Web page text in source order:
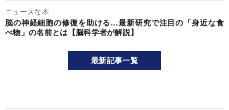
ニュースな本
脳の神経細胞の修復を助ける…最新研究で注目の「身近な食
べ物」の名前とは【脳科学者が解説】
最新記事一覧